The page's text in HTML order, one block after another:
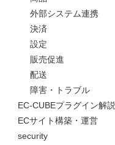
外部システム連携
決済
設定
販売促進
配送
障害・トラブル
EC-CUBEプラグイン解説
ECサイト構築・運営
security